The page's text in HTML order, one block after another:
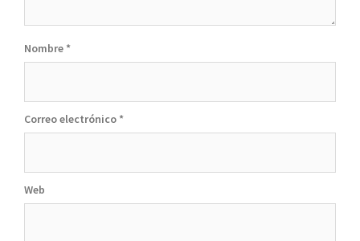
Nombre *
Correo electrónico *
Web